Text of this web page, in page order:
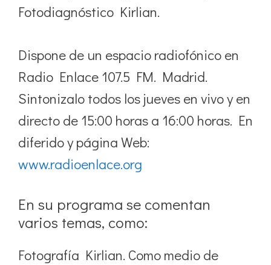
Fotodiagnóstico Kirlian.
Dispone de un espacio radiofónico en
Radio Enlace 107.5 FM. Madrid.
Sintonizalo todos los jueves en vivo y en
directo de 15:00 horas a 16:00 horas. En
diferido y página Web:
www.radioenlace.org
En su programa se comentan
varios temas, como:
Fotografía Kirlian. Como medio de